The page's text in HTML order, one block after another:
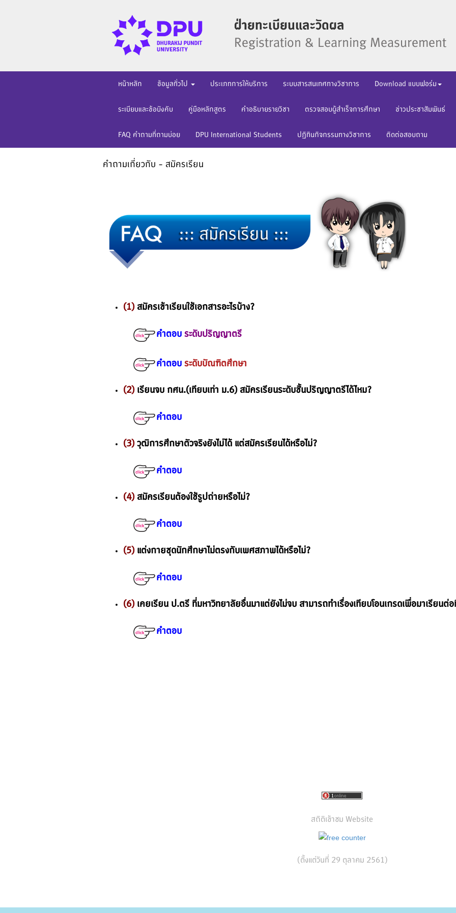
หน้าหลัก ข้อมูลทั่วไป ประเภทการให้บริการ ระบบสารสนเทศทางวิชาการ Download แบบฟอร์ม
ระเบียบและข้อบังคับ คู่มือหลักสูตร คำอธิบายรายวิชา ตรวจสอบผู้สำเร็จการศึกษา ข่าวประชาสัมพันธ์
FAQ คำถามที่ถามบ่อย DPU International Students ปฏิทินกิจกรรมทางวิชาการ ติดต่อสอบถาม
คำถามเกี่ยวกับ - สมัครเรียน
(1)สมัครเข้าเรียนใช้เอกสารอะไรบ้าง?
คำตอบระดับปริญญาตรี
คำตอบระดับบัณฑิตศึกษา
(2)เรียนจบ กศน.(เทียบเท่า ม.6) สมัครเรียนระดับชั้นปริญญาตรีได้ไหม?
คำตอบ
(3)วุฒิการศึกษาตัวจริงยังไม่ได้ แต่สมัครเรียนได้หรือไม่?
คำตอบ
(4)สมัครเรียนต้องใช้รูปถ่ายหรือไม่?
คำตอบ
(5)แต่งกายชุดนักศึกษาไม่ตรงกับเพศสภาพได้หรือไม่?
คำตอบ
(6)เคยเรียน ป.ตรี ที่มหาวิทยาลัยอื่นมาแต่ยังไม่จบ สามารถทำเรื่องเทียบโอนเกรดเพื่อมาเรียนต่
คำตอบ
สถิติเข้าชม Website
(ตั้งแต่วันที่ 29 ตุลาคม 2561)